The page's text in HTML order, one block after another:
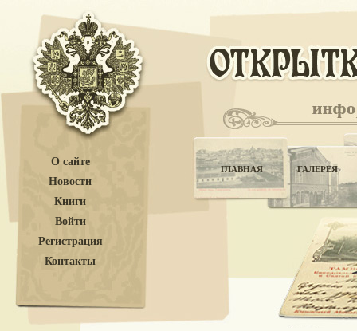
О сайте
Новости
Книги
Войти
Регистрация
Контакты
ГЛАВНАЯ ГАЛЕРЕЯ